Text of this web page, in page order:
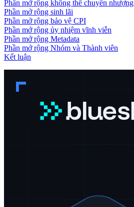
Phần mở rộng không thể chuyển nhượng
Phần mở rộng sinh lãi
Phần mở rộng bảo vệ CPI
Phần mở rộng ủy nhiệm vĩnh viễn
Phần mở rộng Metadata
Phần mở rộng Nhóm và Thành viên
Kết luận